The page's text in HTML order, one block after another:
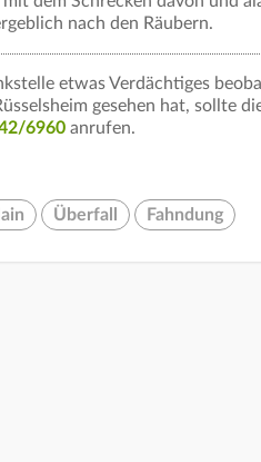
nach den Räubern.
etwas Verdächtiges
gesehen hat, sollte
6960 anrufen.
Überfall Fahndung